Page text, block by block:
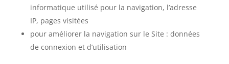
informatique utilisé pour la navigation, l’adresse
IP, pages visitées
pour améliorer la navigation sur le Site : données
de connexion et d’utilisation